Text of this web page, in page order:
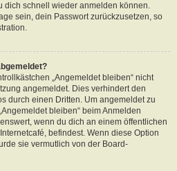
dich schnell wieder anmelden können.
sein, dein Passwort zurückzusetzen, so
„Angemeldet bleiben“ nicht
angemeldet. Dies verhindert den
durch einen Dritten. Um angemeldet zu
bleiben“ beim Anmelden
wenn du dich an einem öffentlichen
befindest. Wenn diese Option
sie vermutlich von der Board-